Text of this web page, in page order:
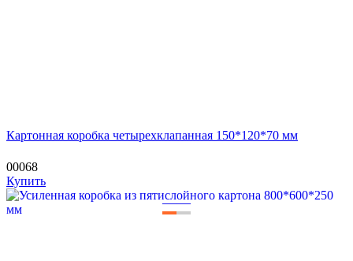
Картонная коробка четырехклапанная 150*120*70 мм
00068
Купить
——